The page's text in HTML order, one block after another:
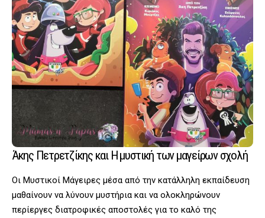
Άκης Πετρετζίκης και Η μυστική των μαγείρων σχολή
Οι Μυστικοί Μάγειρες μέσα από την κατάλληλη εκπαίδευση
μαθαίνουν να λύνουν μυστήρια και να ολοκληρώνουν
περίεργες διατροφικές αποστολές για το καλό της